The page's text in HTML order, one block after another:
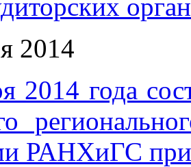
2014
2014 года
РАНХиГС